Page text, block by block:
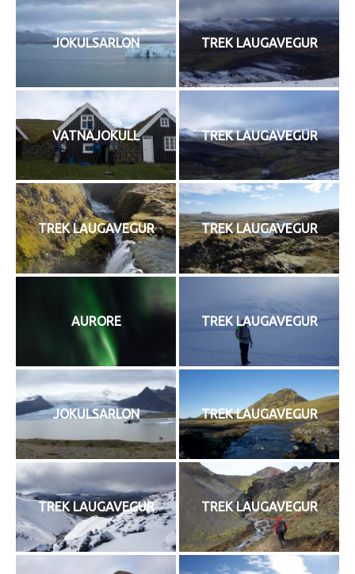
JOKULSARLON TREK LAUGAVEGUR
VATNAJOKULL TREK LAUGAVEGUR
TREK LAUGAVEGUR TREK LAUGAVEGUR
AURORE TREK LAUGAVEGUR
JOKULSARLON TREK LAUGAVEGUR
TREK LAUGAVEGUR TREK LAUGAVEGUR